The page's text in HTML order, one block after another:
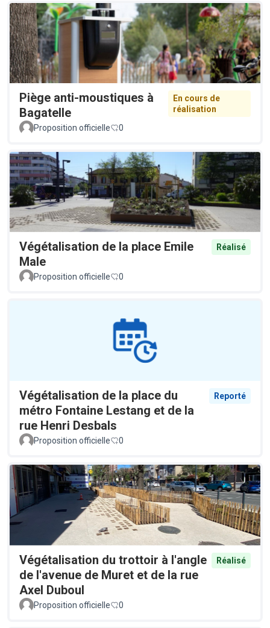
Piège anti-moustiques à
Bagatelle
En cours de
réalisation
Proposition officielle
0
Végétalisation de la place Emile
Male
Réalisé
Proposition officielle 0
Végétalisation de la place du
métro Fontaine Lestang et de la
rue Henri Desbals
Reporté
Proposition officielle 0
Végétalisation du trottoir à l'angle
de l'avenue de Muret et de la rue
Axel Duboul
Réalisé
Proposition officielle 0